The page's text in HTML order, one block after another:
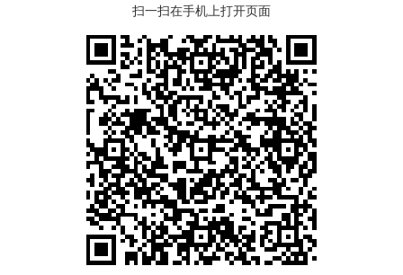
扫一扫在手机上打开页面